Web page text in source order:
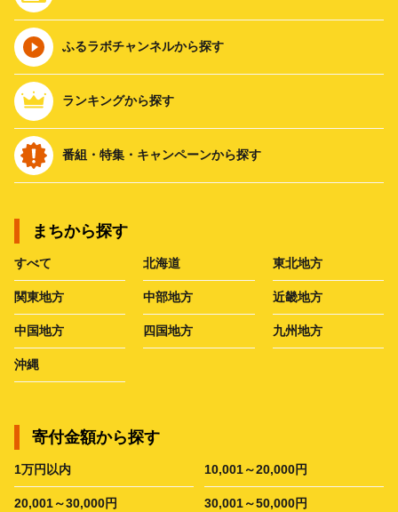
ふるラボチャンネルから探す
ランキングから探す
番組・特集・キャンペーンから探す
まちから探す
すべて 北海道 東北地方
関東地方 中部地方 近畿地方
中国地方 四国地方 九州地方
沖縄
寄付金額から探す
1万円以内 10,001～20,000円
20,001～30,000円 30,001～50,000円